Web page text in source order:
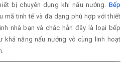
bị chuyên dụng khi nấu nướng. Bếp
mã tinh tế và đa dạng phù hợp với thiết
nhà bạn và chắc hẳn đây là loại bếp
khả năng nấu nướng vô cùng linh hoạt